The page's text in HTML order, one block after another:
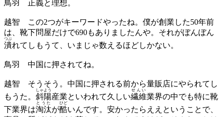
鳥羽 正義と理想。
越智 この2つがキーワードやったね。僕が創業した50年前
は、靴下問屋だけで690もありましたんや。それがぼんぼん
潰
つぶ
れてしもうて、いまじゃ数えるほどしかない。
鳥羽 中国に押されてね。
越智 そうそう。中国に押される前から量販店にやられてし
もうた。 斜陽
しゃよう
産業といわれて久しい繊維
せんい
業界の中でも特に靴
下業界は淘汰
とうた
が酷
ひど
いんです。安かったらええということで、